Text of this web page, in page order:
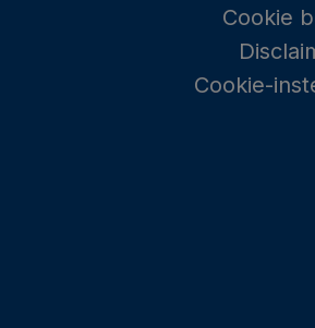
Cookie
Cookie-